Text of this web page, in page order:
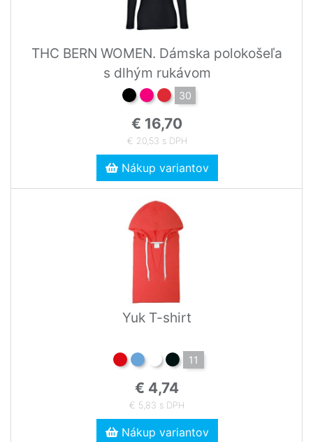
THC BERN WOMEN. Dámska polokošeľa
s dlhým rukávom
30
€ 16,70
€ 20,53 s DPH
Nákup variantov
Yuk T-shirt
11
€ 4,74
€ 5,83 s DPH
Nákup variantov